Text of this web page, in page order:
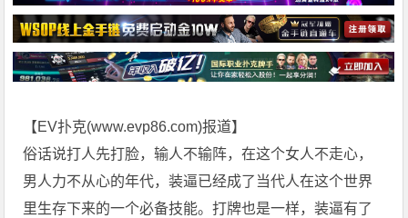
【EV扑克(www.evp86.com)报道】
俗话说打人先打脸，输人不输阵，在这个女人不走心，
男人力不从心的年代，装逼已经成了当代人在这个世界
里生存下来的一个必备技能。打牌也是一样，装逼有了